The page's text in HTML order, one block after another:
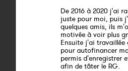
De 2016 à 2020 j'ai
juste pour moi, puis
quelques amis, ils
motivée à voir plus
Ensuite j'ai travaillée
pour autofinancer
permis d'enregistrer
afin de tâter le RG.